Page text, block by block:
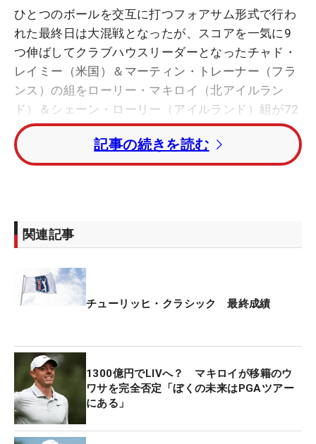
ひとつのボールを交互に打つフォアサム形式で行わ
れた最終日は大混戦となったが、スコアを一気に9
つ伸ばしてクラブハウスリーダーとなったチャド・
レイミー（米国）＆マーティン・トレーナー（フラ
ンス）の組をローリー・マキロイ（北アイルラン
ド）＆シェーン・ローリー（アイルランド）組が72
ホール目でとらえ、サドンデス・プレーオフへ突入
した。
た。
は、初日から最終日まで、マキロイとローリーだっ
た。
は、今大会初出場だった。マキロイとローリーは昨
秋、ライダーカップ終了後に「来年のニューオーリ
ンズに一緒に出ようか？」という会話を交わし、ク
リスマスシーズンを迎えたころ、マキロイの方から
ローリーに電話をかけて「やっぱり出よう！」と誘
記事の続きを読む
関連記事
チューリッヒ・クラシック 最終成績
1300億円でLIVへ？ マキロイが移籍のウ
ワサを完全否定「ぼくの未来はPGAツアー
にある」